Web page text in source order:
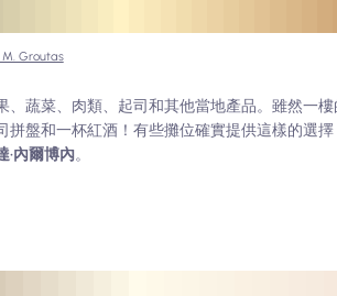
Groutas
蔬菜、肉類、起司和其他當地產品。雖然一
盤和一杯紅酒！有些攤位確實提供這樣的選
·內爾博內。